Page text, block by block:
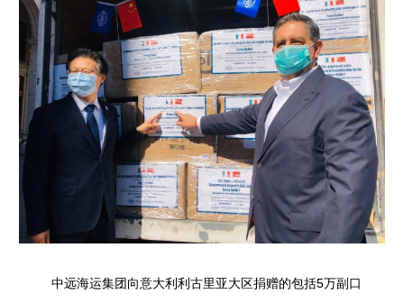
中远海运集团向意大利利古里亚大区捐赠的包括5万副口